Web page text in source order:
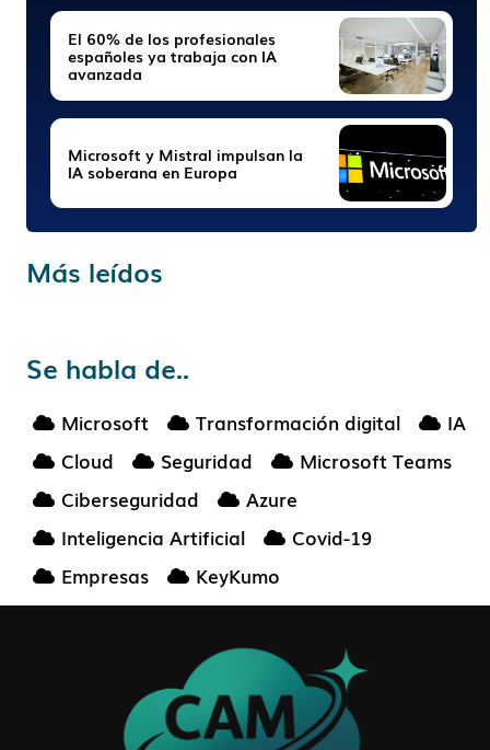
El 60% de los profesionales
españoles ya trabaja con IA
avanzada
Microsoft y Mistral impulsan la
IA soberana en Europa
Más leídos
Se habla de..
Microsoft Transformación digital
IA
Cloud
Seguridad
Microsoft Teams
Ciberseguridad
Azure
Inteligencia Artificial
Covid-19
Empresas
KeyKumo